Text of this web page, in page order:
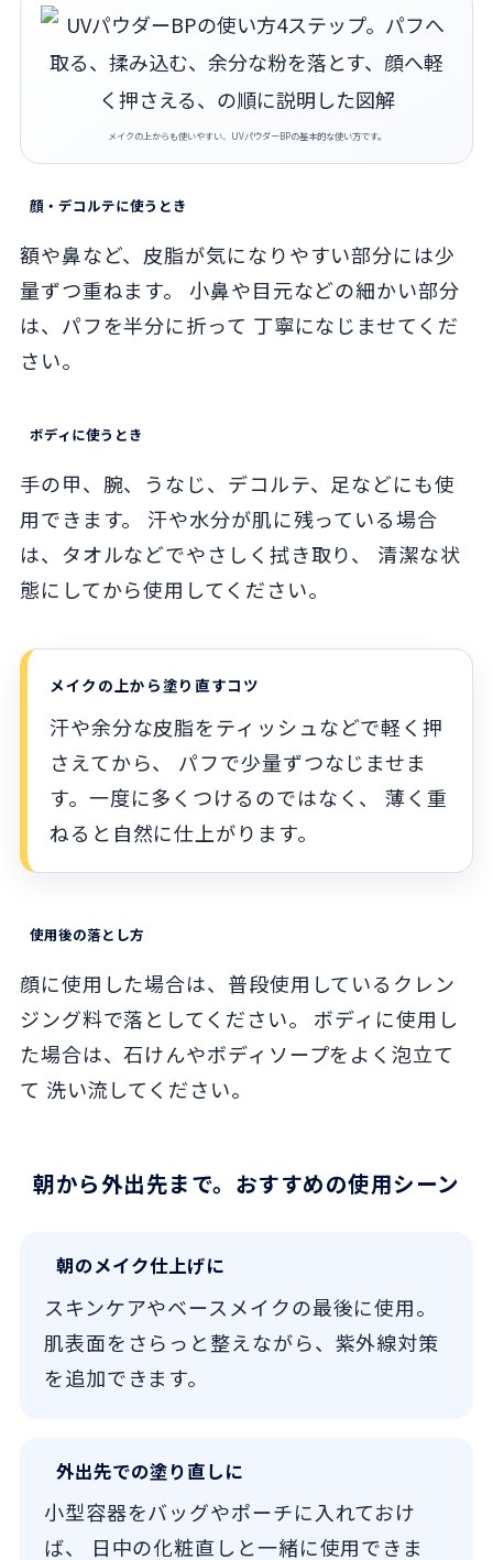
メイクの上からも使いやすい、UVパウダーBPの基本的な使い方です。
顔・デコルテに使うとき
額や鼻など、皮脂が気になりやすい部分には少
量ずつ重ねます。 小鼻や目元などの細かい部分
は、パフを半分に折って 丁寧になじませてくだ
さい。
ボディに使うとき
手の甲、腕、うなじ、デコルテ、足などにも使
用できます。 汗や水分が肌に残っている場合
は、タオルなどでやさしく拭き取り、 清潔な状
態にしてから使用してください。
メイクの上から塗り直すコツ
汗や余分な皮脂をティッシュなどで軽く押
さえてから、 パフで少量ずつなじませま
す。一度に多くつけるのではなく、 薄く重
ねると自然に仕上がります。
使用後の落とし方
顔に使用した場合は、普段使用しているクレン
ジング料で落としてください。 ボディに使用し
た場合は、石けんやボディソープをよく泡立て
て 洗い流してください。
朝から外出先まで。おすすめの使用シーン
朝のメイク仕上げに
スキンケアやベースメイクの最後に使用。
肌表面をさらっと整えながら、紫外線対策
を追加できます。
外出先での塗り直しに
小型容器をバッグやポーチに入れておけ
ば、 日中の化粧直しと一緒に使用できま